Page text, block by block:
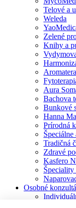
Telové a
Weleda
Zelené
Knihy a
Aura
Bachova
Bunkové
Hanna
Prírodná
Tradičná
Zdravé
Kasfero
Špeciality
Osobné